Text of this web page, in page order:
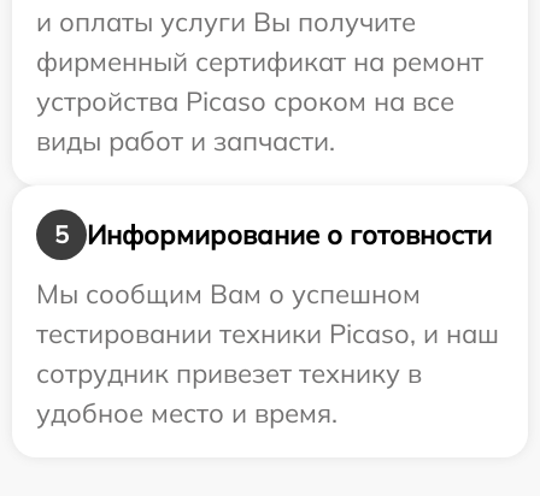
и оплаты услуги Вы получите
фирменный сертификат на ремонт
устройства Picaso сроком на все
виды работ и запчасти.
5
Информирование о готовности
Мы сообщим Вам о успешном
тестировании техники Picaso, и наш
сотрудник привезет технику в
удобное место и время.